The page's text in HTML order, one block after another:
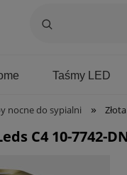
Taśmy LED
nocne do sypialni »
C4 10-7742-